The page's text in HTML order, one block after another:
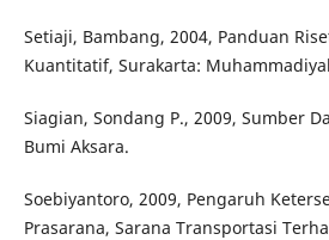
Setiaji, Bambang, 2004, Panduan
Kuantitatif, Surakarta:
Siagian, Sondang P., 2009, Sumber
Bumi Aksara.
Soebiyantoro, 2009, Pengaruh
Prasarana, Sarana Transportasi